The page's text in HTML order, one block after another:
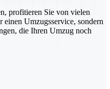
profitieren Sie von vielen
Umzugsservice, sondern
die Ihren Umzug noch